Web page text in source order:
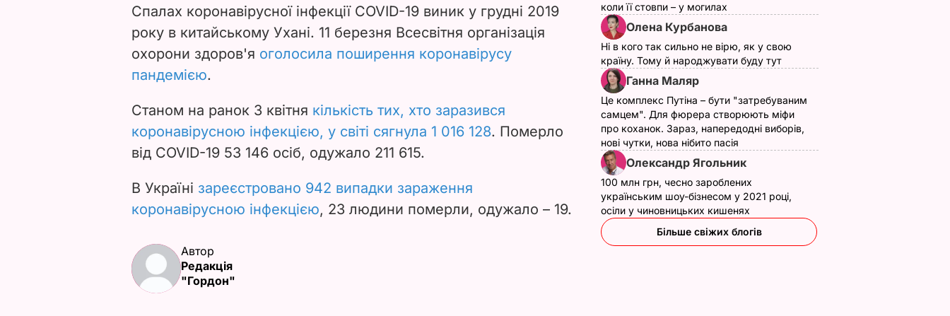
Спалах коронавірусної інфекції COVID-19 виник у грудні 2019
року в китайському Ухані. 11 березня Всесвітня організація
охорони здоров'я оголосила поширення коронавірусу
пандемією.
Станом на ранок 3 квітня кількість тих, хто заразився
коронавірусною інфекцією, у світі сягнула 1 016 128. Померло
від COVID-19 53 146 осіб, одужало 211 615.
В Україні зареєстровано 942 випадки зараження
коронавірусною інфекцією, 23 людини померли, одужало – 19.
Автор
Редакція
"Гордон"
коли її стовпи – у могилах
Олена Курбанова
Ні в кого так сильно не вірю, як у свою
країну. Тому й народжувати буду тут
Ганна Маляр
Це комплекс Путіна – бути "затребуваним
самцем". Для фюрера створюють міфи
про коханок. Зараз, напередодні виборів,
нові чутки, нова нібито пасія
Олександр Ягольник
100 млн грн, чесно зароблених
українським шоу-бізнесом у 2021 році,
осіли у чиновницьких кишенях
Більше свіжих блогів